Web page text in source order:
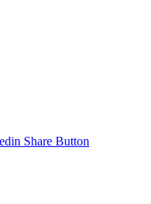
Share Button